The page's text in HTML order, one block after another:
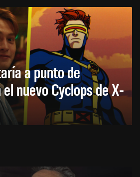
a punto de
nuevo Cyclops de X-